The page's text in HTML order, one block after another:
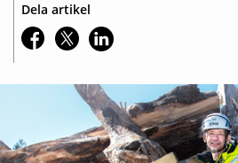
Dela artikel